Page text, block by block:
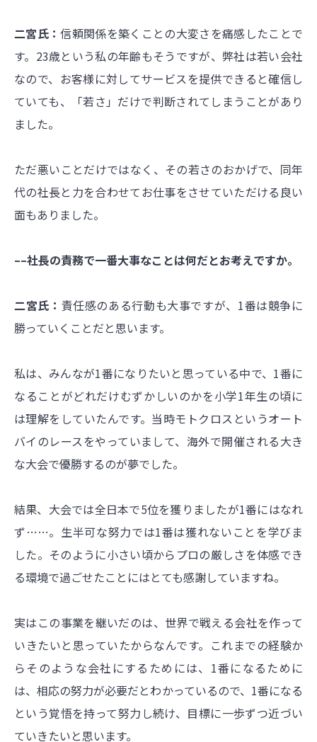
二宮氏：信頼関係を築くことの大変さを痛感したことで
す。23歳という私の年齢もそうですが、弊社は若い会社
なので、お客様に対してサービスを提供できると確信し
ていても、「若さ」だけで判断されてしまうことがあり
ました。
ただ悪いことだけではなく、その若さのおかげで、同年
代の社長と力を合わせてお仕事をさせていただける良い
面もありました。
––社長の責務で一番大事なことは何だとお考えですか。
二宮氏： 責任感のある行動も大事ですが、1番は競争に
勝っていくことだと思います。
私は、みんなが1番になりたいと思っている中で、1番に
なることがどれだけむずかしいのかを小学1年生の頃に
は理解をしていたんです。当時モトクロスというオート
バイのレースをやっていまして、海外で開催される大き
な大会で優勝するのが夢でした。
結果、大会では全日本で5位を獲りましたが1番にはなれ
ず……。生半可な努力では1番は獲れないことを学びま
した。そのように小さい頃からプロの厳しさを体感でき
る環境で過ごせたことにはとても感謝していますね。
実はこの事業を継いだのは、世界で戦える会社を作って
いきたいと思っていたからなんです。これまでの経験か
らそのような会社にするためには、1番になるために
は、相応の努力が必要だとわかっているので、1番になる
という覚悟を持って努力し続け、目標に一歩ずつ近づい
ていきたいと思います。